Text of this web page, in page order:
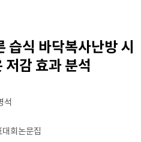
습식 바닥복사난방 시
저감 효과 분석
석
회논문집